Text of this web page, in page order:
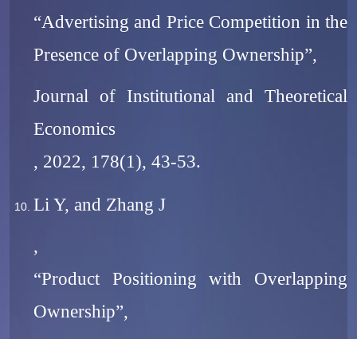
“Advertising and Price Competition in the
Presence of Overlapping Ownership”,
Journal of Institutional and Theoretical
Economics
, 2022, 178(1), 43-53.
Li Y, and Zhang J
,
“Product Positioning with Overlapping
Ownership”,